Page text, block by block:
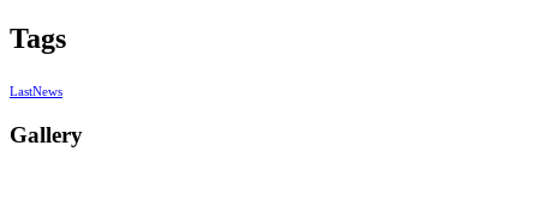
Tags
LastNews
Gallery